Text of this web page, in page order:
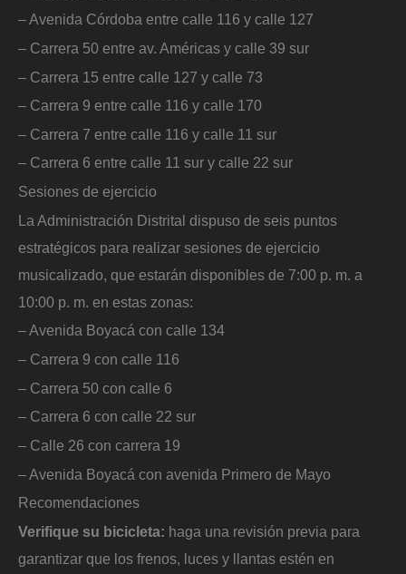
– Avenida Córdoba entre calle 116 y calle 127
– Carrera 50 entre av. Américas y calle 39 sur
– Carrera 15 entre calle 127 y calle 73
– Carrera 9 entre calle 116 y calle 170
– Carrera 7 entre calle 116 y calle 11 sur
– Carrera 6 entre calle 11 sur y calle 22 sur
Sesiones de ejercicio
La Administración Distrital dispuso de seis puntos
estratégicos para realizar sesiones de ejercicio
musicalizado, que estarán disponibles de 7:00 p. m. a
10:00 p. m. en estas zonas:
– Avenida Boyacá con calle 134
– Carrera 9 con calle 116
– Carrera 50 con calle 6
– Carrera 6 con calle 22 sur
– Calle 26 con carrera 19
– Avenida Boyacá con avenida Primero de Mayo
Recomendaciones
Verifique su bicicleta: haga una revisión previa para
garantizar que los frenos, luces y llantas estén en